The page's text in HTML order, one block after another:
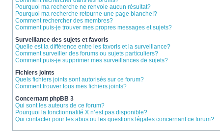
Pourquoi ma recherche ne renvoie aucun résultat?
Pourquoi ma recherche retourne une page blanche!?
Comment rechercher des membres?
Comment puis-je trouver mes propres messages et sujets?
Surveillance des sujets et favoris
Quelle est la différence entre les favoris et la surveillance?
Comment surveiller des forums ou sujets particuliers?
Comment puis-je supprimer mes surveillances de sujets?
Fichiers joints
Quels fichiers joints sont autorisés sur ce forum?
Comment trouver tous mes fichiers joints?
Concernant phpBB 3
Qui sont les auteurs de ce forum?
Pourquoi la fonctionnalité X n’est pas disponible?
Qui contacter pour les abus ou les questions légales concernant ce forum?